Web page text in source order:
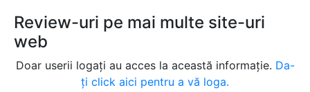
Review-uri pe mai multe site-uri
web
Doar userii logați au acces la această informație. Da-
ți click aici pentru a vă loga.